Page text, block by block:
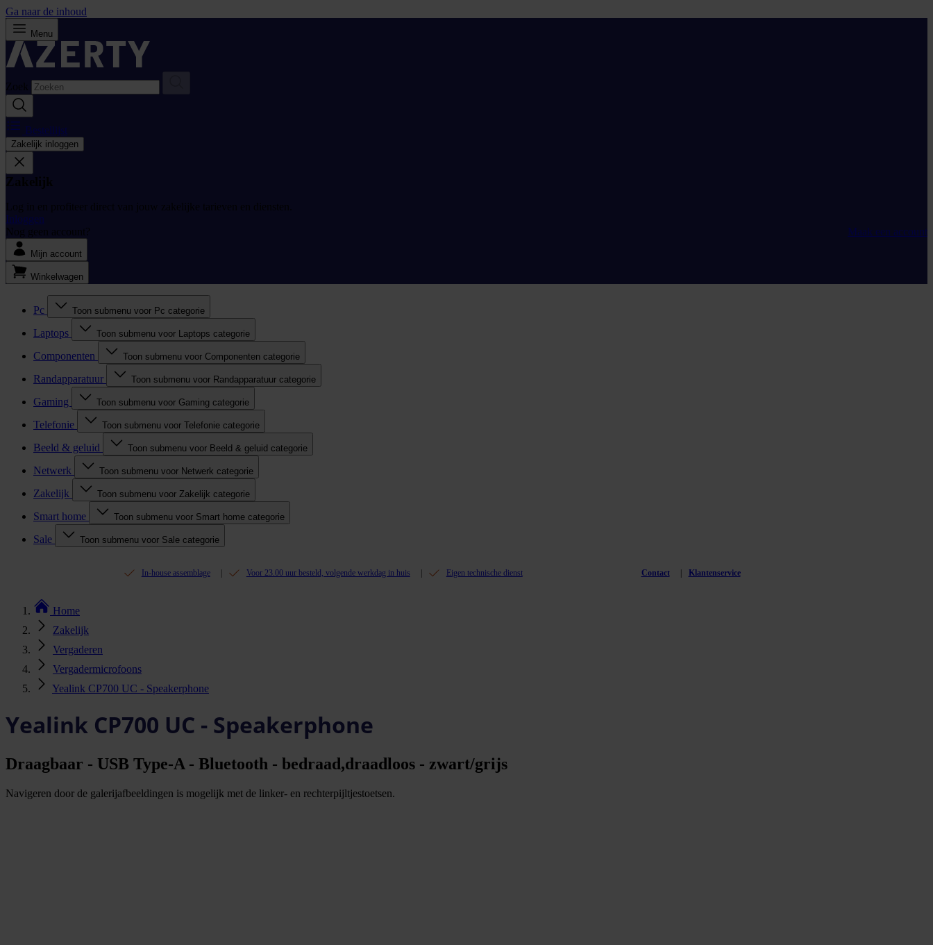
Ga naar de inhoud
Menu
Zoek
Bestellijst
Zakelijk inloggen
Zakelijk
Log in en profiteer direct van jouw zakelijke tarieven en diensten.
Inloggen
Nog geen account?
Maak een account
Mijn account
Winkelwagen
Pc Toon submenu voor Pc categorie
Laptops Toon submenu voor Laptops categorie
Componenten Toon submenu voor Componenten categorie
Randapparatuur Toon submenu voor Randapparatuur categorie
Gaming Toon submenu voor Gaming categorie
Telefonie Toon submenu voor Telefonie categorie
Beeld & geluid Toon submenu voor Beeld & geluid categorie
Netwerk Toon submenu voor Netwerk categorie
Zakelijk Toon submenu voor Zakelijk categorie
Smart home Toon submenu voor Smart home categorie
Sale Toon submenu voor Sale categorie
In-house assemblage Voor 23.00 uur besteld, volgende werkdag in huis Eigen technische dienst Contact Klantenservice
Home
Zakelijk
Vergaderen
Vergadermicrofoons
Yealink CP700 UC - Speakerphone
Yealink CP700 UC - Speakerphone
Draagbaar - USB Type-A - Bluetooth - bedraad,draadloos - zwart/grijs
Navigeren door de galerijafbeeldingen is mogelijk met de linker- en rechterpijltjestoetsen.